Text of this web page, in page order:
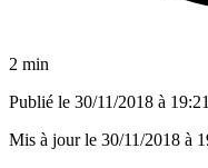
2 min
Publié le 30/11/2018 à 19:21
Mis à jour le 30/11/2018 à